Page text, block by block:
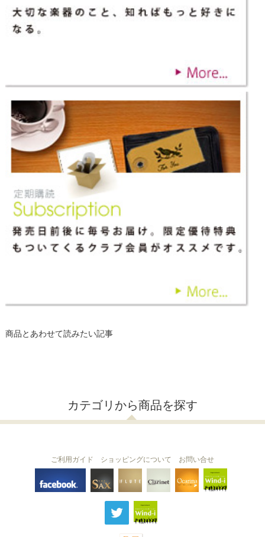
商品とあわせて読みたい記事
カテゴリから商品を探す
THE SAX The Clarinet
Ocarina
ご利用ガイド ショッピングについて お問い合せ